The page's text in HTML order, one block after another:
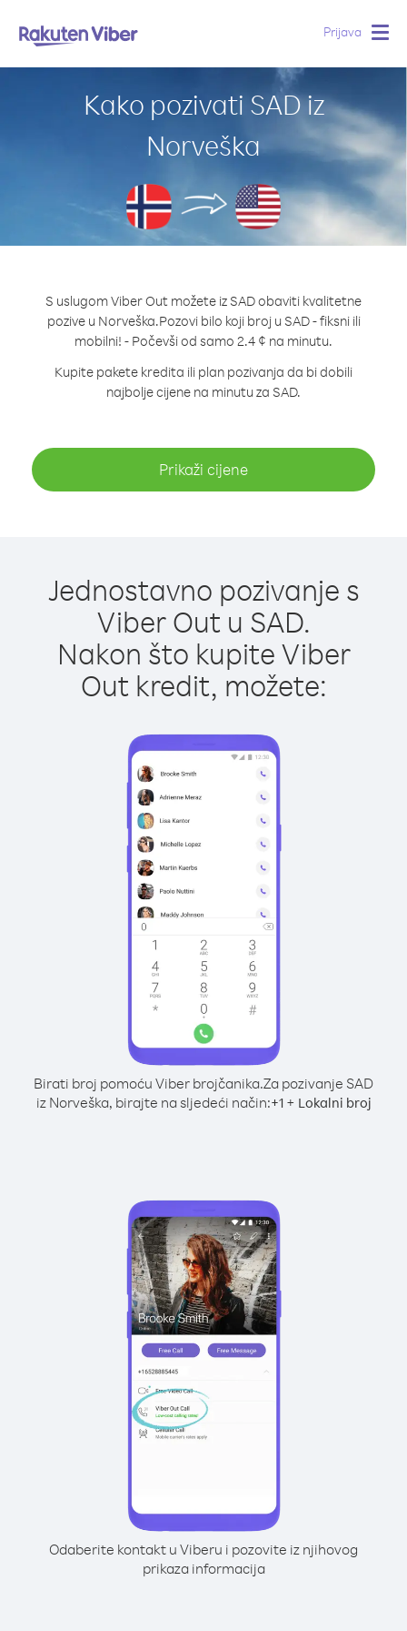
Prijava
Kako pozivati SAD iz
Norveška
S uslugom Viber Out možete iz SAD obaviti kvalitetne
pozive u Norveška.Pozovi bilo koji broj u SAD - fiksni ili
mobilni! - Počevši od samo 2.4 ¢ na minutu.
Kupite pakete kredita ili plan pozivanja da bi dobili
najbolje cijene na minutu za SAD.
Prikaži cijene
Jednostavno pozivanje s
Viber Out u SAD.
Nakon što kupite Viber
Out kredit, možete:
Birati broj pomoću Viber brojčanika.Za pozivanje SAD
iz Norveška, birajte na sljedeći način:+1+ Lokalni broj
Odaberite kontakt u Viberu i pozovite iz njihovog
prikaza informacija